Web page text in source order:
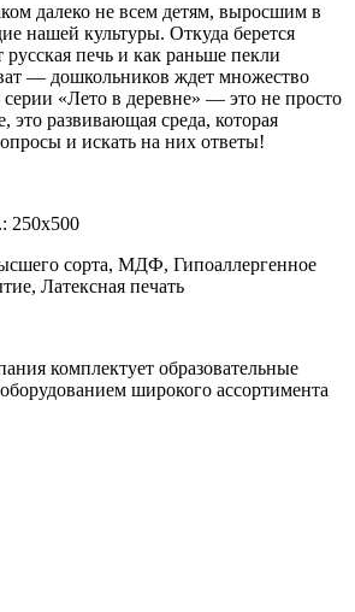
далеко не всем детям, выросшим в
нашей культуры. Откуда берется
печь и как раньше пекли
— дошкольников ждет множество
«Лето в деревне» — это не просто
это развивающая среда, которая
и искать на них ответы!
250х500
сорта, МДФ, Гипоаллергенное
Латексная печать
комплектует образовательные
широкого ассортимента